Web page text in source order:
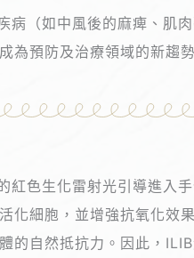
病（如中風後的麻痺、肌
為預防及治療領域的新趨
紅色生化雷射光引導進入
化細胞，並增強抗氧化
的自然抵抗力。因此，